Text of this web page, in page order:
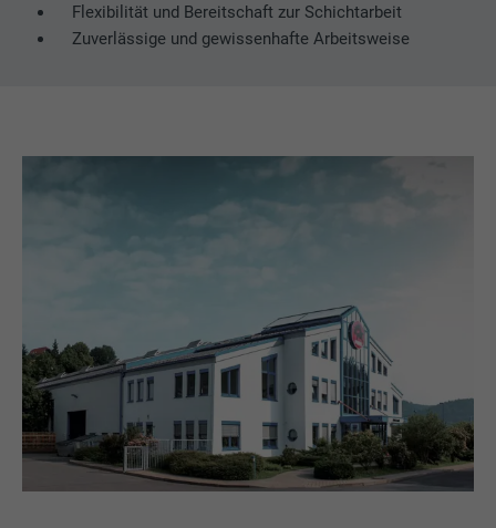
Flexibilität und Bereitschaft zur Schichtarbeit
Zuverlässige und gewissenhafte Arbeitsweise